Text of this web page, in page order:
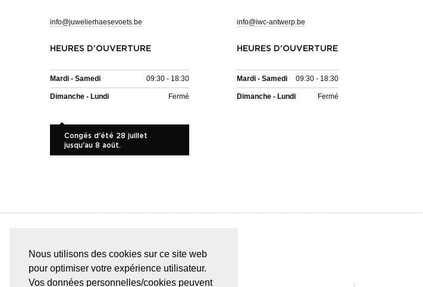
Nous utilisons des cookies sur ce site web
pour optimiser votre expérience utilisateur.
Vos données personnelles/cookies peuvent
info@juwelierhaesevoets.be
HEURES D'OUVERTURE
Mardi - Samedi 09:30 - 18:30
Dimanche - Lundi Fermé
Congés d'été 28 juillet
jusqu'au 8 août.
info@iwc-antwerp.be
HEURES D'OUVERTURE
Mardi - Samedi 09:30 - 18:30
Dimanche - Lundi Fermé
PAIEMENT SÛR & FACILE